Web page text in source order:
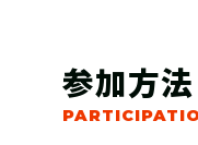
参加方法